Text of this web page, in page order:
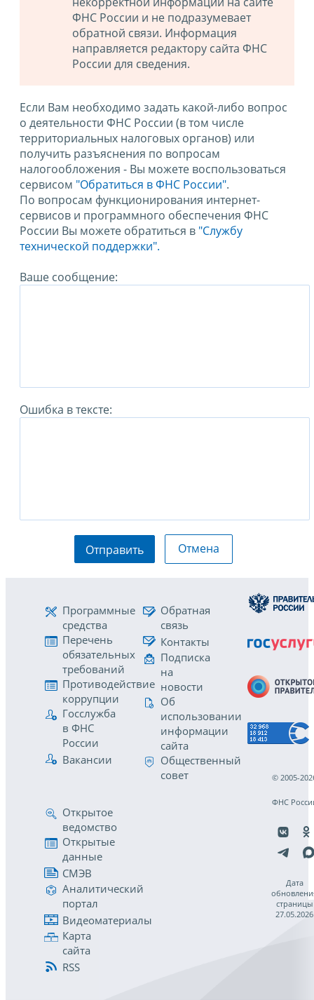
ФНС России и не подразумевает
обратной связи. Информация
направляется редактору сайта ФНС
России для сведения.
Если Вам необходимо задать какой-либо вопрос
о деятельности ФНС России (в том числе
территориальных налоговых органов) или
получить разъяснения по вопросам
налогообложения - Вы можете воспользоваться
сервисом "Обратиться в ФНС России".
По вопросам функционирования интернет-
сервисов и программного обеспечения ФНС
России Вы можете обратиться в "Службу
технической поддержки".
Ваше сообщение:
Ошибка в тексте:
Отправить Отмена
Программные
средства
Перечень
обязательных
требований
Противодействие
коррупции
Госслужба
в ФНС
России
Вакансии
Обратная
связь
Контакты
Подписка
на
новости
Об
использовании
информации
сайта
Общественный
совет
Открытое
ведомство
Открытые
данные
СМЭВ
Аналитический
портал
Видеоматериалы
Карта
сайта
RSS
© 2005-
ФНС
Дата
страницы
27.05.2026